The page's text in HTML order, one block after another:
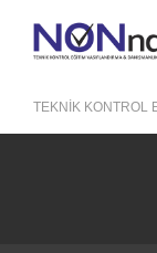
TEKNIK KONTROL